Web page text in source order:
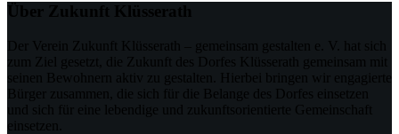
Über Zukunft Klüsserath
Der Verein Zukunft Klüsserath – gemeinsam gestalten e. V. hat sich
zum Ziel gesetzt, die Zukunft des Dorfes Klüsserath gemeinsam mit
seinen Bewohnern aktiv zu gestalten. Hierbei bringen wir engagierte
Bürger zusammen, die sich für die Belange des Dorfes einsetzen
und sich für eine lebendige und zukunftsorientierte Gemeinschaft
einsetzen.